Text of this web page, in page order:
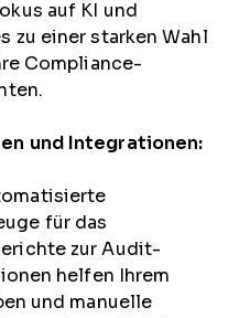
auf KI und
zu einer starken Wahl
Compliance-
und Integrationen:
für das
zur Audit-
helfen Ihrem
und manuelle